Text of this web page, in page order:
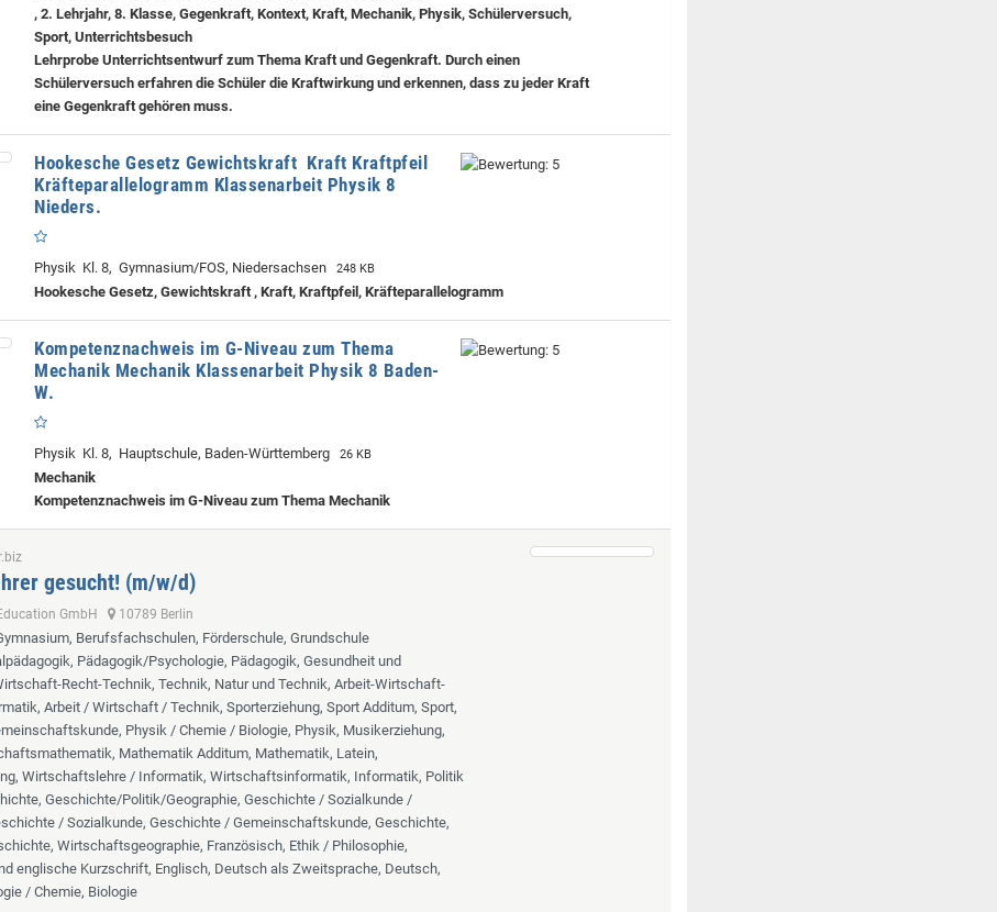
, 2. Lehrjahr, 8. Klasse, Gegenkraft, Kontext, Kraft, Mechanik, Physik, Schülerversuch,
Sport, Unterrichtsbesuch
Lehrprobe Unterrichtsentwurf zum Thema Kraft und Gegenkraft. Durch einen
Schülerversuch erfahren die Schüler die Kraftwirkung und erkennen, dass zu jeder Kraft
eine Gegenkraft gehören muss.
Hookesche Gesetz Gewichtskraft Kraft Kraftpfeil
Kräfteparallelogramm Klassenarbeit Physik 8
Nieders.
Physik Kl. 8, Gymnasium/FOS, Niedersachsen 248 KB
Hookesche Gesetz, Gewichtskraft , Kraft, Kraftpfeil, Kräfteparallelogramm
Kompetenznachweis im G-Niveau zum Thema
Mechanik Mechanik Klassenarbeit Physik 8 Baden-
W.
Physik Kl. 8, Hauptschule, Baden-Württemberg 26 KB
Mechanik
Kompetenznachweis im G-Niveau zum Thema Mechanik
gesucht! (m/w/d)
GmbH 10789 Berlin
Berufsfachschulen, Förderschule, Grundschule
Pädagogik/Psychologie, Pädagogik, Gesundheit und
Recht-Technik, Technik, Natur und Technik, Arbeit-Wirtschaft-
Arbeit / Wirtschaft / Technik, Sporterziehung, Sport Additum, Sport,
Physik / Chemie / Biologie, Physik, Musikerziehung,
Mathematik Additum, Mathematik, Latein,
Wirtschaftslehre / Informatik, Wirtschaftsinformatik, Informatik, Politik
Geschichte/Politik/Geographie, Geschichte / Sozialkunde /
/ Sozialkunde, Geschichte / Gemeinschaftskunde, Geschichte,
Wirtschaftsgeographie, Französisch, Ethik / Philosophie,
englische Kurzschrift, Englisch, Deutsch als Zweitsprache, Deutsch,
/ Chemie, Biologie